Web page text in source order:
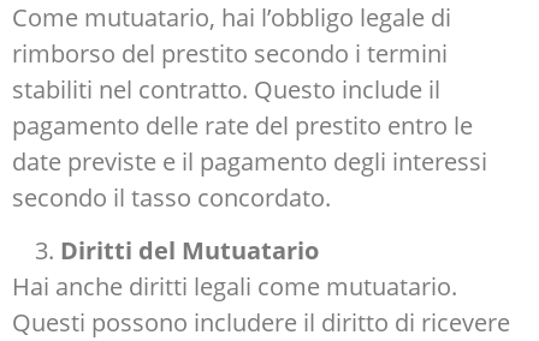
Come mutuatario, hai l’obbligo legale di
rimborso del prestito secondo i termini
stabiliti nel contratto. Questo include il
pagamento delle rate del prestito entro le
date previste e il pagamento degli interessi
secondo il tasso concordato.
Diritti del Mutuatario
Hai anche diritti legali come mutuatario.
Questi possono includere il diritto di ricevere